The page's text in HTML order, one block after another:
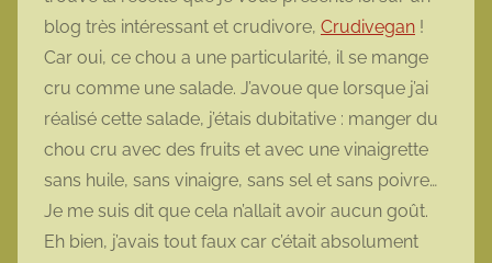
blog très intéressant et crudivore, Crudivegan !
Car oui, ce chou a une particularité, il se mange
cru comme une salade. J’avoue que lorsque j’ai
réalisé cette salade, j’étais dubitative : manger du
chou cru avec des fruits et avec une vinaigrette
sans huile, sans vinaigre, sans sel et sans poivre…
Je me suis dit que cela n’allait avoir aucun goût.
Eh bien, j’avais tout faux car c’était absolument